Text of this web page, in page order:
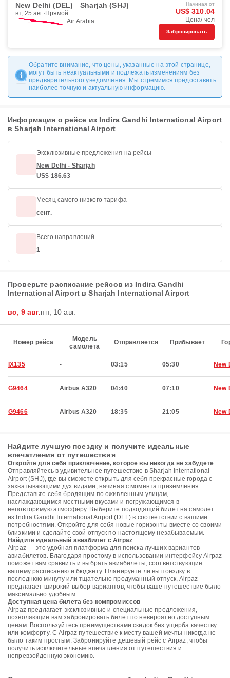
New Delhi (DEL) Sharjah (SHJ)
вт, 25 авг. Прямой
Air Arabia
Начиная от
US$ 310.04
Цена/ чел
Забронировать
Обратите внимание, что цены, указанные на этой странице,
могут быть неактуальными и подлежать изменениям без
предварительного уведомления. Мы стремимся предоставить
наиболее точную и актуальную информацию.
Информация о рейсе из Indira Gandhi International Airport
в Sharjah International Airport
Эксклюзивные предложения на рейсы
New Delhi - Sharjah
US$ 186.63
Месяц самого низкого тарифа
сент.
Всего направлений
1
Проверьте расписание рейсов из Indira Gandhi
International Airport в Sharjah International Airport
вс, 9 авг.пн, 10 авг.
Номер рейса
Модель
самолета
Отправляется Прибывает
IX135 - 03:15 05:30 New
G9464 Airbus A320 04:40 07:10 New
G9466 Airbus A320 18:35 21:05 New
Найдите лучшую поездку и получите идеальные
впечатления от путешествия
Откройте для себя приключение, которое вы никогда не забудете
Отправляйтесь в удивительное путешествие в Sharjah International
Airport (SHJ), где вы сможете открыть для себя прекрасные города с
захватывающими дух видами, начиная с момента приземления.
Представьте себя бродящим по оживленным улицам,
наслаждающимся местными вкусами и погружающимся в
неповторимую атмосферу. Выберите подходящий билет на самолет
из Indira Gandhi International Airport (DEL) в соответствии с вашими
потребностями. Откройте для себя новые горизонты вместе со своими
близкими и сделайте свой отпуск по-настоящему незабываемым.
Найдите идеальный авиабилет с Airpaz
Airpaz — это удобная платформа для поиска лучших вариантов
авиабилетов. Благодаря простому в использовании интерфейсу Airpaz
поможет вам сравнить и выбрать авиабилеты, соответствующие
вашему расписанию и бюджету. Планируете ли вы поездку в
последнюю минуту или тщательно продуманный отпуск, Airpaz
предлагает широкий выбор вариантов, чтобы ваше путешествие было
максимально удобным.
Доступная цена билета без компромиссов
Airpaz предлагает эксклюзивные и специальные предложения,
позволяющие вам забронировать билет по невероятно доступным
ценам. Воспользуйтесь преимуществами скидок без ущерба качеству
или комфорту. С Airpaz путешествие к месту вашей мечты никогда не
было таким простым. Забронируйте дешевый рейс с Airpaz, чтобы
получить исключительные впечатления от путешествия и
непревзойденную экономию.